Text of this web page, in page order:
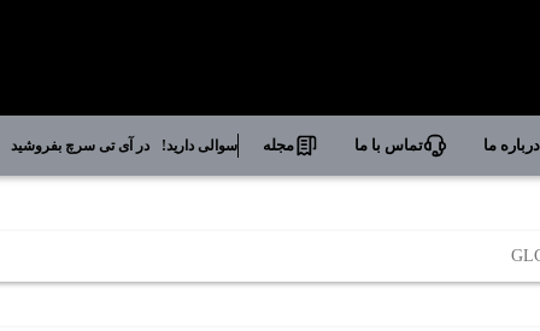
درباره ما تماس با ما مجله سوالی دارید! در آی تی سرچ بفروشید